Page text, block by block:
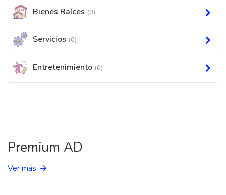
Bienes Raíces (0)
Servicios (0)
Entretenimiento (0)
Premium AD
Ver más